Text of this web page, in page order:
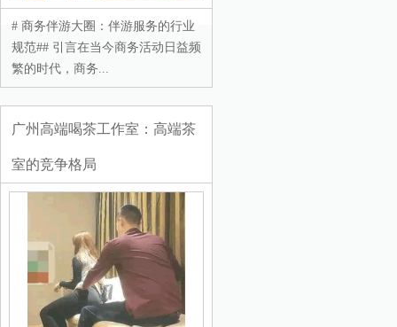
# 商务伴游大圈：伴游服务的行业
规范## 引言在当今商务活动日益频
繁的时代，商务...
‌广州高端喝茶工作室‌：高端茶
室的竞争格局